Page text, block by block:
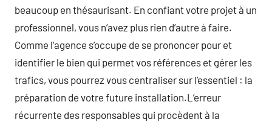
beaucoup en thésaurisant. En confiant votre projet à un
professionnel, vous n’avez plus rien d’autre à faire.
Comme l’agence s’occupe de se prononcer pour et
identifier le bien qui permet vos références et gérer les
trafics, vous pourrez vous centraliser sur l’essentiel : la
préparation de votre future installation.L’erreur
récurrente des responsables qui procèdent à la